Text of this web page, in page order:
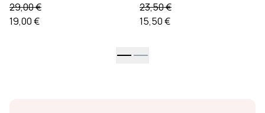
29,00 €
19,00 €
23,50 €
15,50 €